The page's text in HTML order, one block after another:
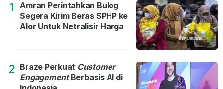
1
Amran Perintahkan Bulog
Segera Kirim Beras SPHP ke
Alor Untuk Netralisir Harga
2 Braze Perkuat Customer
EngagementBerbasis AI di